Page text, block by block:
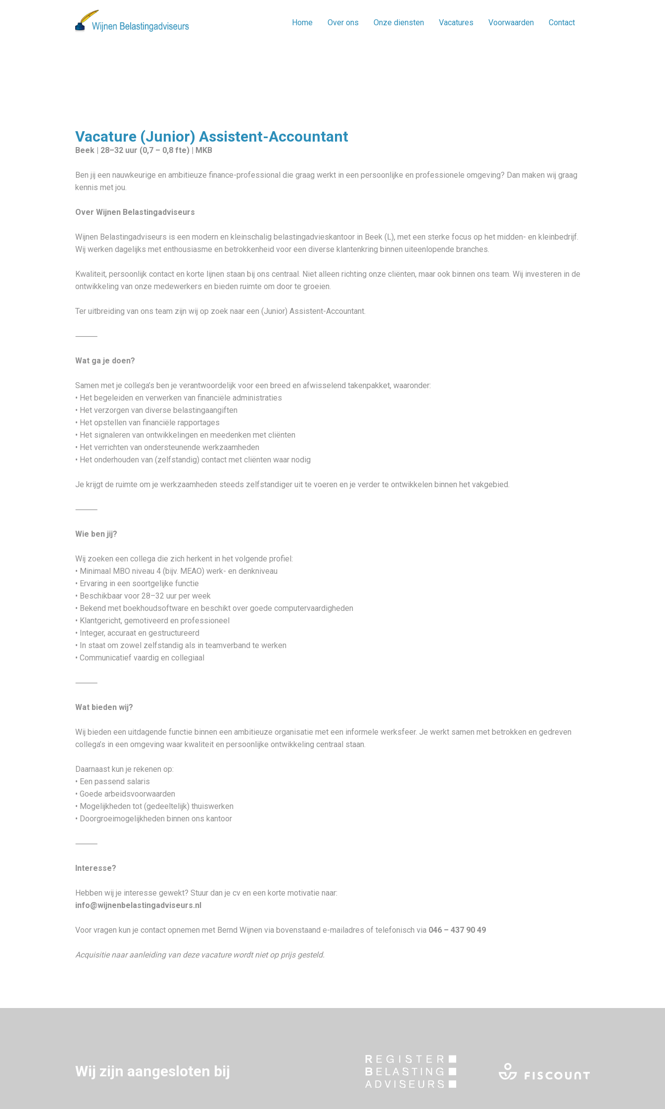
Home Over ons Onze diensten Vacatures Voorwaarden Contact
Vacature (Junior) Assistent-Accountant
Beek | 28–32 uur (0,7 – 0,8 fte) | MKB
Ben jij een nauwkeurige en ambitieuze finance-professional die graag werkt in een persoonlijke en professionele omgeving? Dan maken wij graag
kennis met jou.
Over Wijnen Belastingadviseurs
Wijnen Belastingadviseurs is een modern en kleinschalig belastingadvieskantoor in Beek (L), met een sterke focus op het midden- en kleinbedrijf.
Wij werken dagelijks met enthousiasme en betrokkenheid voor een diverse klantenkring binnen uiteenlopende branches.
Kwaliteit, persoonlijk contact en korte lijnen staan bij ons centraal. Niet alleen richting onze cliënten, maar ook binnen ons team. Wij investeren in de
ontwikkeling van onze medewerkers en bieden ruimte om door te groeien.
Ter uitbreiding van ons team zijn wij op zoek naar een (Junior) Assistent-Accountant.
⸻
Wat ga je doen?
Samen met je collega’s ben je verantwoordelijk voor een breed en afwisselend takenpakket, waaronder:
• Het begeleiden en verwerken van financiële administraties
• Het verzorgen van diverse belastingaangiften
• Het opstellen van financiële rapportages
• Het signaleren van ontwikkelingen en meedenken met cliënten
• Het verrichten van ondersteunende werkzaamheden
• Het onderhouden van (zelfstandig) contact met cliënten waar nodig
Je krijgt de ruimte om je werkzaamheden steeds zelfstandiger uit te voeren en je verder te ontwikkelen binnen het vakgebied.
⸻
Wie ben jij?
Wij zoeken een collega die zich herkent in het volgende profiel:
• Minimaal MBO niveau 4 (bijv. MEAO) werk- en denkniveau
• Ervaring in een soortgelijke functie
• Beschikbaar voor 28–32 uur per week
• Bekend met boekhoudsoftware en beschikt over goede computervaardigheden
• Klantgericht, gemotiveerd en professioneel
• Integer, accuraat en gestructureerd
• In staat om zowel zelfstandig als in teamverband te werken
• Communicatief vaardig en collegiaal
⸻
Wat bieden wij?
Wij bieden een uitdagende functie binnen een ambitieuze organisatie met een informele werksfeer. Je werkt samen met betrokken en gedreven
collega’s in een omgeving waar kwaliteit en persoonlijke ontwikkeling centraal staan.
Daarnaast kun je rekenen op:
• Een passend salaris
• Goede arbeidsvoorwaarden
• Mogelijkheden tot (gedeeltelijk) thuiswerken
• Doorgroeimogelijkheden binnen ons kantoor
⸻
Interesse?
Hebben wij je interesse gewekt? Stuur dan je cv en een korte motivatie naar:
info@wijnenbelastingadviseurs.nl
Voor vragen kun je contact opnemen met Bernd Wijnen via bovenstaand e-mailadres of telefonisch via 046 – 437 90 49
Acquisitie naar aanleiding van deze vacature wordt niet op prijs gesteld.
Wij zijn aangesloten bij